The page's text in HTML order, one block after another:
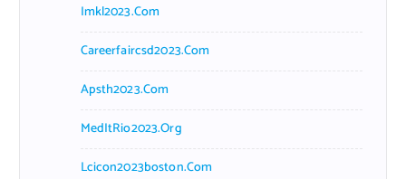
Imkl2023.com
Careerfaircsd2023.com
Apsth2023.com
MedItRio2023.org
Lcicon2023boston.com